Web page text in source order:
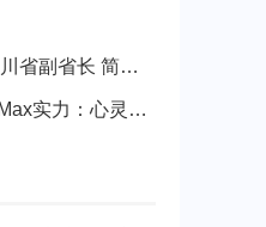
黄彦蓉和陈文华辞任四川省副省长 简历资料照片
PG世界珍宝馆见证M4Max实力：心灵杀手2竟轻松跑出80FPS！